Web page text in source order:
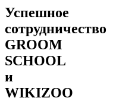
Успешное
сотрудничество
GROOM
SCHOOL
и
WIKIZOO